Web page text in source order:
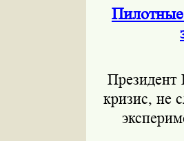
Президент
кризис, не